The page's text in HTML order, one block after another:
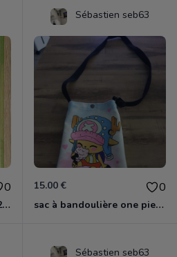
0
Marvel Ultimate Alliance 2 Xbox 360
Sébastien seb63
15.00 € 0
sac à bandoulière one piece chopper
Sébastien seb63